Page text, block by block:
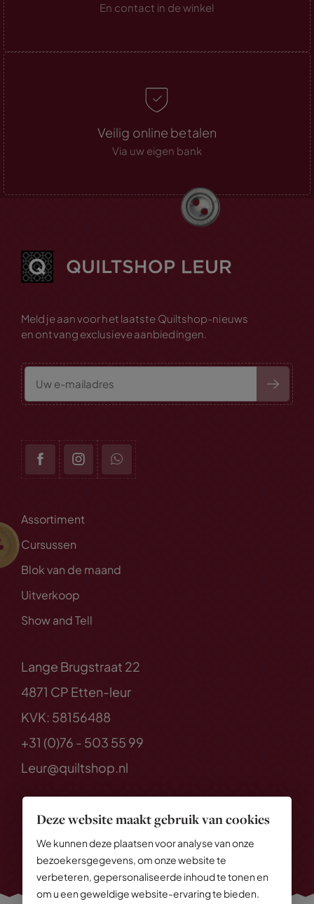
Deze website maakt gebruik van cookies
We kunnen deze plaatsen voor analyse van onze
bezoekersgegevens, om onze website te
verbeteren, gepersonaliseerde inhoud te tonen en
om u een geweldige website-ervaring te bieden.
En contact in de winkel
Veilig online betalen
Via uw eigen bank
Meld je aan voor het laatste Quiltshop-nieuws
en ontvang exclusieve aanbiedingen.
Assortiment
Cursussen
Blok van de maand
Uitverkoop
Show and Tell
Lange Brugstraat 22
4871 CP Etten-leur
KVK: 58156488
+31 (0)76 - 503 55 99
Leur@quiltshop.nl